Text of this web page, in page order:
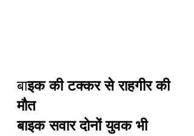
बाइक की टक्कर से राहगीर की
मौत
बाइक सवार दोनों युवक भी